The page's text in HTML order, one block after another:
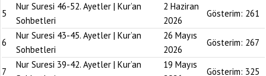
5
Nur Suresi 46-52. Ayetler | Kur’an
Sohbetleri
2 Haziran
2026
Gösterim: 261
6
Nur Suresi 43-45. Ayetler | Kur’an
Sohbetleri
26 Mayıs
2026
Gösterim: 267
7
Nur Suresi 39-42. Ayetler | Kur’an
19 Mayıs
Gösterim: 325